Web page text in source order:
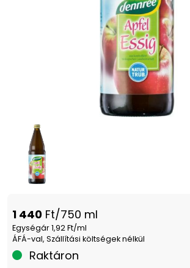
1 440 Ft/750 ml
Egységár 1,92 Ft/ml
ÁFÁ-val, Szállítási költségek nélkül
Raktáron